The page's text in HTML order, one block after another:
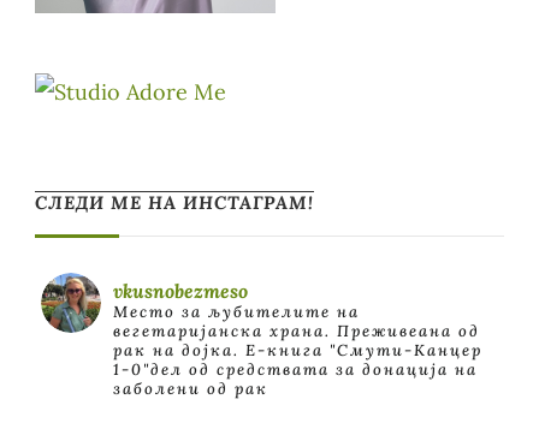
СЛЕДИ МЕ НА ИНСТАГРАМ!
vkusnobezmeso
Место за љубителите на
вегетаријанска храна. Преживеана од
рак на дојка. E-книга "Смути-Канцер
1-0"дел од средствата за донација на
заболени од рак